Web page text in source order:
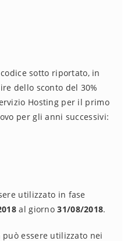
sotto riportato, in
dello sconto del 30%
Hosting per il primo
per gli anni successivi:
utilizzato in fase
al giorno31/08/2018.
essere utilizzato nei